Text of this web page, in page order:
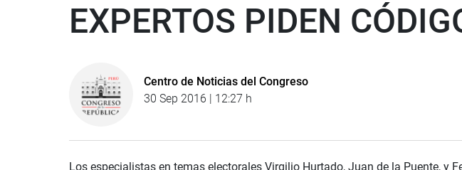
EXPERTOS PIDEN
Centro de Noticias del Congreso
30 Sep 2016 | 12:27 h
Los especialistas en temas electorales Virgilio Hurtado, Juan de la Puente, y